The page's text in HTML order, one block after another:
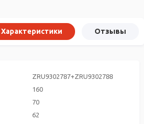
Характеристики Отзывы
ZRU9302787+ZRU9302788
160
70
62